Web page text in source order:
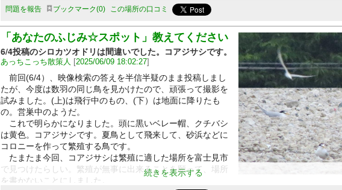
いつも感じるが、この展示館は打楽器と非常に相性がよい。
問題を報告 ブックマーク 0 この場所の口コミ
「あなたのふじみ☆スポット」教えてください
6/4投稿のシロカツオドリは間違いでした。コアジサシです。
あっちこっち散策人 [2025/06/09 18:02:27]
前回(6/4）、映像検索の答えを半信半疑のまま投稿しまし
たが、今度は数羽の同じ鳥を見かけたので、頑張って撮影を
試みました。(上)は飛行中のもの、(下）は地面に降りたも
の。営巣中のようだ。
これで明らかになりました。頭に黒いベレー帽、クチバシ
は黄色。コアジサシです。夏鳥として飛来して、砂浜などに
コロニーを作って繁殖する鳥です。
たまたま今回、コアジサシは繁殖に適した場所を富士見市
で見つけたらしい。繁殖が無事に出来ることを願って、場所
を書かないことにしました。
続きを表示する